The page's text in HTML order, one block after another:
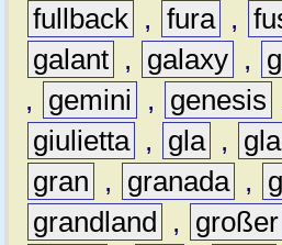
fullback , fura ,
galant , galaxy ,
,
gemini , genesis
giulietta , gla ,
gran
, granada ,
grandland
, großer